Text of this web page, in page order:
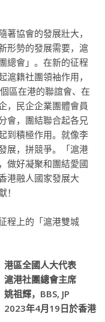
協會的發展壯大，
形勢的發展需要，滬
總會」。在新的征程
籍社團領袖作用，
區在港的聯誼會、在
，民企企業團體會員
會，團結聯合起各兄
到積極作用。就像李
展，拼競爭。「滬港
做好凝聚和團結愛國
港融人國家發展大
程上的「滬港雙城
港區全國人大代表
滬港社團總會主席
姚祖輝，BBS, JP
2023年4月19日於香港